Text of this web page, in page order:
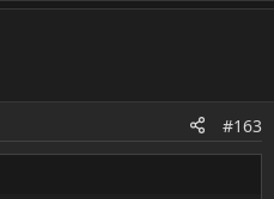
#163